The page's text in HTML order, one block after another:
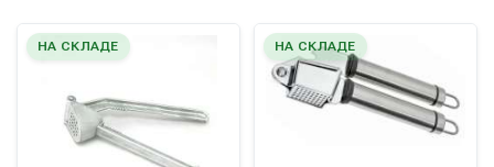
НА СКЛАДЕ НА СКЛАДЕ